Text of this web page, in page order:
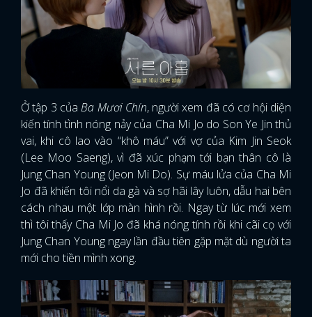
Ở tập 3 củaBa Mươi Chín, người xem đã có cơ hội diện
kiến tính tình nóng nảy của Cha Mi Jo do Son Ye Jin thủ
vai, khi cô lao vào “khô máu” với vợ của Kim Jin Seok
(Lee Moo Saeng), vì đã xúc phạm tới bạn thân cô là
Jung Chan Young (Jeon Mi Do). Sự máu lửa của Cha Mi
Jo đã khiến tôi nổi da gà và sợ hãi lây luôn, dẫu hai bên
cách nhau một lớp màn hình rồi. Ngay từ lúc mới xem
thì tôi thấy Cha Mi Jo đã khá nóng tính rồi khi cãi cọ với
Jung Chan Young ngay lần đầu tiên gặp mặt dù người ta
mới cho tiền mình xong.